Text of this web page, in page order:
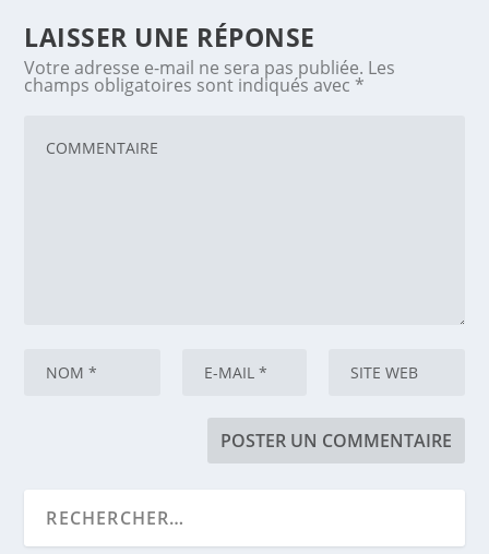
LAISSER UNE RÉPONSE
Votre adresse e-mail ne sera pas publiée. Les
champs obligatoires sont indiqués avec *